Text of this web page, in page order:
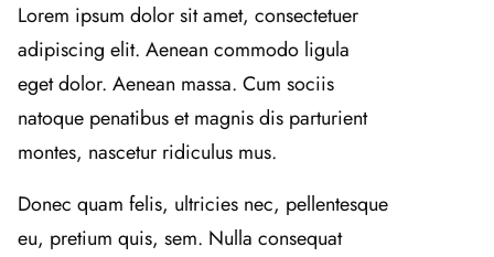
Lorem ipsum dolor sit amet, consectetuer
adipiscing elit. Aenean commodo ligula
eget dolor. Aenean massa. Cum sociis
natoque penatibus et magnis dis parturient
montes, nascetur ridiculus mus.
Donec quam felis, ultricies nec, pellentesque
eu, pretium quis, sem. Nulla consequat